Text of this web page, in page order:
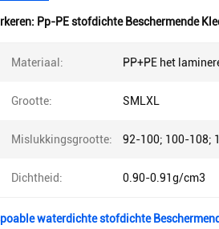
Pp-PE stofdichte Beschermende
Materiaal: PP+PE het
Grootte: SMLXL
Mislukkingsgrootte: 92-100; 100-108;
Dichtheid: 0.90-0.91g/cm3
waterdichte stofdichte